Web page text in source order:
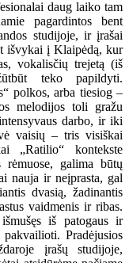
daug laiko tam
pagardintos bent
studijoje, ir įrašai
išvykai į Klaipėdą, kur
vokalisčių trejetą (iš
teko papildyti.
polkos, arba tiesiog –
melodijos toli gražu
darbo, ir iki
vaisių – tris visiškai
„Ratilio“ kontekste
rėmuose, galima būtų
nauja ir neįprasta, gal
dvasią, žadinantis
vaidmenis ir ribas.
iš patogaus ir
Pradėjusios
įrašų studijoje,